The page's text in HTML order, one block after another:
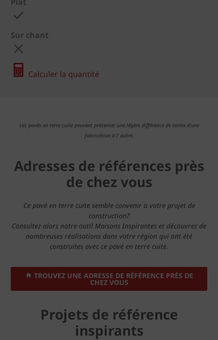
Sur chant
Calculer la quantité
Les pavés en terre cuite peuvent présenter une légère différence de teinte d'une
fabrication à l' autre.
Adresses de références près
de chez vous
Ce pavé en terre cuite semble convenir à votre projet de
construction?
Consultez alors notre outil Maisons Inspirantes et découvrez de
nombreuses réalisations dans votre région qui ont été
construites avec ce pavé en terre cuite.
TROUVEZ UNE ADRESSE DE RÉFÉRENCE PRÈS DE
CHEZ VOUS
Projets de référence
inspirants